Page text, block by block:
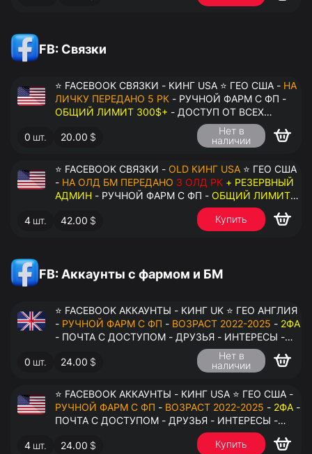
FB: Связки
⭐ FACEBOOK СВЯЗКИ - КИНГ USA ⭐ ГЕО США - НА
ЛИЧКУ ПЕРЕДАНО 5 РК - РУЧНОЙ ФАРМ С ФП -
ОБЩИЙ ЛИМИТ 300$+ - ДОСТУП ОТ ВСЕХ
АККАУНТОВ - ПЕРЕДАЧА В АНТИДЕТЕКТ
0 шт. 20.00 $
Нет в
наличии
⭐ FACEBOOK СВЯЗКИ - OLD КИНГ USA ⭐ ГЕО США
- НА ОЛД БМ ПЕРЕДАНО 3 ОЛД РК + РЕЗЕРВНЫЙ
АДМИН - РУЧНОЙ ФАРМ С ФП - ОБЩИЙ ЛИМИТ
- ДОСТУП ОТ ВСЕХ АККАУНТОВ -
ПЕРЕДАЧА В АНТИДЕТЕКТ
4 шт. 42.00 $ Купить
FB: Аккаунты с фармом и БМ
⭐ FACEBOOK АККАУНТЫ - КИНГ UK ⭐ ГЕО АНГЛИЯ
- РУЧНОЙ ФАРМ С ФП - ВОЗРАСТ 2022-2025 - 2ФА
- ПОЧТА С ДОСТУПОМ - ДРУЗЬЯ - ИНТЕРЕСЫ -
ЛАЙКИ - КОММЕНТАРИИ - ПЕРЕДАЧА В
АНТИДЕТЕКТ
0 шт. 24.00 $
Нет в
наличии
⭐ FACEBOOK АККАУНТЫ - КИНГ USA ⭐ ГЕО США -
РУЧНОЙ ФАРМ С ФП - ВОЗРАСТ 2022-2025 - 2ФА -
ПОЧТА С ДОСТУПОМ - ДРУЗЬЯ - ИНТЕРЕСЫ -
ЛАЙКИ - КОММЕНТАРИИ - ПЕРЕДАЧА В
АНТИДЕТЕКТ
4 шт. 24.00 $ Купить